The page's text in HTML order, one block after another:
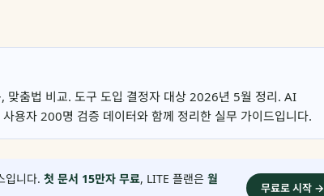
맞춤법 비교. 도구 도입 결정자 대상 2026년 5월 정리. AI
용자 200명 검증 데이터와 함께 정리한 실무 가이드입니다.
입니다. 첫 문서 15만자 무료, LITE 플랜은 월
무료로 시작 →